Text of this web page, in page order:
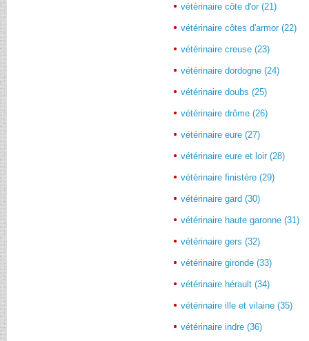
vétérinaire côte d'or (21)
vétérinaire côtes d'armor (22)
vétérinaire creuse (23)
vétérinaire dordogne (24)
vétérinaire doubs (25)
vétérinaire drôme (26)
vétérinaire eure (27)
vétérinaire eure et loir (28)
vétérinaire finistère (29)
vétérinaire gard (30)
vétérinaire haute garonne (31)
vétérinaire gers (32)
vétérinaire gironde (33)
vétérinaire hérault (34)
vétérinaire ille et vilaine (35)
vétérinaire indre (36)